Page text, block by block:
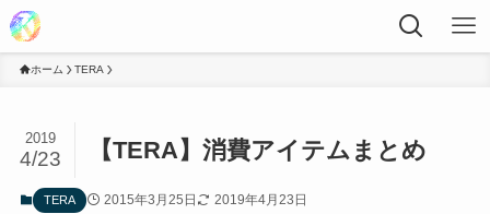
ホーム TERA
【TERA】消費アイテムまとめ
2019
4/23
TERA 2015年3月25日 2019年4月23日